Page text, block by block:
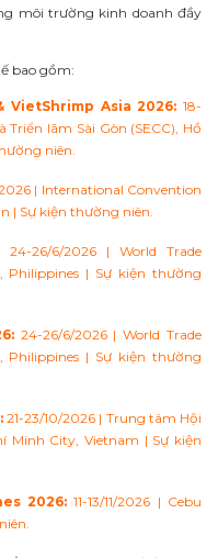
môi trường kinh doanh đầy
bao gồm:
VietShrimp Asia 2026: 18-
lãm Sài Gòn (SECC), Hồ
niên.
| International Convention
| Sự kiện thường niên.
24-26/6/2026 | World Trade
Philippines | Sự kiện thường
24-26/6/2026 | World Trade
Philippines | Sự kiện thường
21-23/10/2026 | Trung tâm Hội
Minh City, Vietnam | Sự kiện
2026:11-13/11/2026 | Cebu